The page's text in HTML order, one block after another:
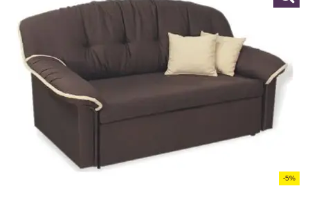
-5%